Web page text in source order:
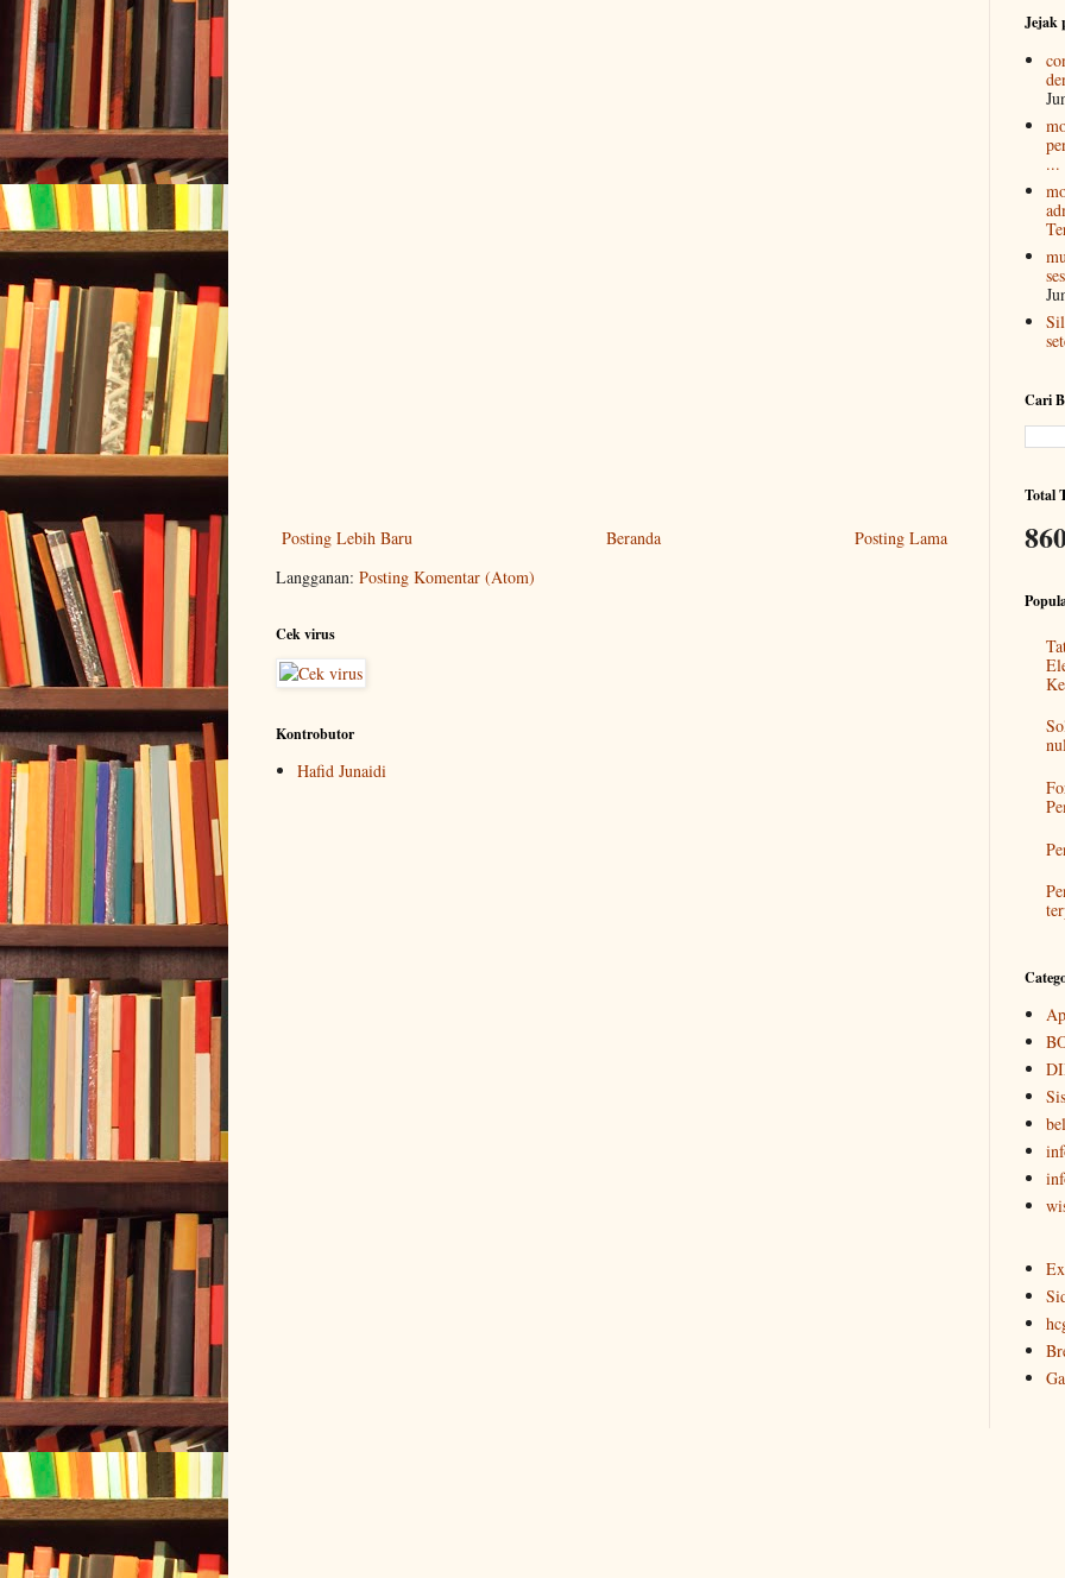
Posting Lebih Baru Posting Lama
Beranda
Langganan: Posting Komentar (Atom)
Cek virus
Kontrobutor
Hafid Junaidi
Jejak
...
Cari
Total